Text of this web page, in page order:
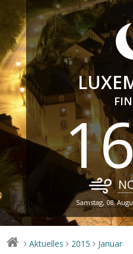
Samstag, 08.
> Aktuelles > 2015 > Januar